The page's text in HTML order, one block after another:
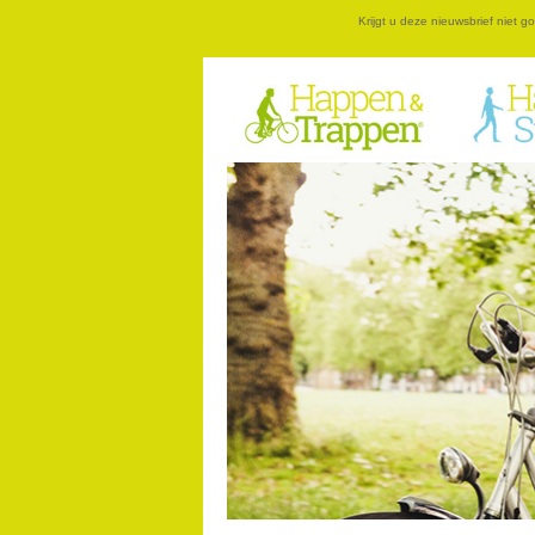
Krijgt u deze nieuwsbrief niet